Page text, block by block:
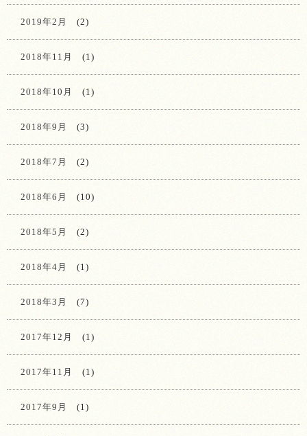
2019年2月 (2)
2018年11月 (1)
2018年10月 (1)
2018年9月 (3)
2018年7月 (2)
2018年6月 (10)
2018年5月 (2)
2018年4月 (1)
2018年3月 (7)
2017年12月 (1)
2017年11月 (1)
2017年9月 (1)